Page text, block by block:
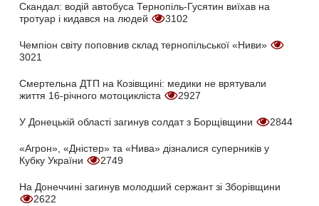
Скандал: водій автобуса Тернопіль-Гусятин виїхав на
тротуар і кидався на людей
3102
Чемпіон світу поповнив склад тернопільської «Ниви»
3021
Смертельна ДТП на Козівщині: медики не врятували
життя 16-річного мотоцикліста
2927
У Донецькій області загинув солдат з Борщівщини 2844
«Агрон», «Дністер» та «Нива» дізналися суперників у
Кубку України
2749
На Донеччині загинув молодший сержант зі Зборівщини
2622